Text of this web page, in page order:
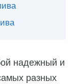
надежный и
разных